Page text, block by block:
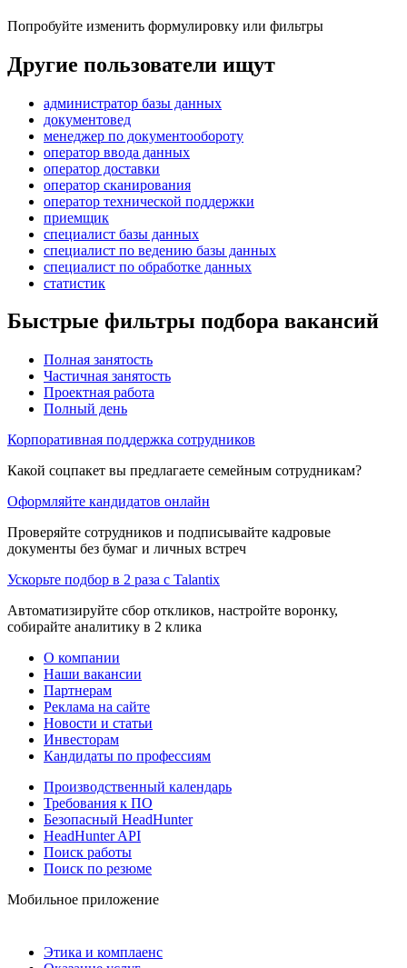
Попробуйте изменить формулировку или фильтры
Другие пользователи ищут
администратор базы данных
документовед
менеджер по документообороту
оператор ввода данных
оператор доставки
оператор сканирования
оператор технической поддержки
приемщик
специалист базы данных
специалист по ведению базы данных
специалист по обработке данных
статистик
Быстрые фильтры подбора вакансий
Полная занятость
Частичная занятость
Проектная работа
Полный день
Корпоративная поддержка сотрудников
Какой соцпакет вы предлагаете семейным сотрудникам?
Оформляйте кандидатов онлайн
Проверяйте сотрудников и подписывайте кадровые
документы без бумаг и личных встреч
Ускорьте подбор в 2 раза с Talantix
Автоматизируйте сбор откликов, настройте воронку,
собирайте аналитику в 2 клика
О компании
Наши вакансии
Партнерам
Реклама на сайте
Новости и статьи
Инвесторам
Кандидаты по профессиям
Производственный календарь
Требования к ПО
Безопасный HeadHunter
HeadHunter API
Поиск работы
Поиск по резюме
Мобильное приложение
Этика и комплаенс